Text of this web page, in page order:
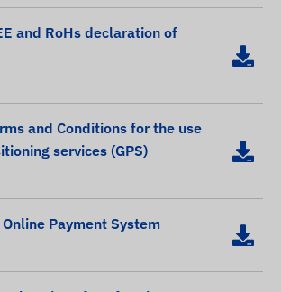
and RoHs declaration of
and Conditions for the use
services (GPS)
Payment System